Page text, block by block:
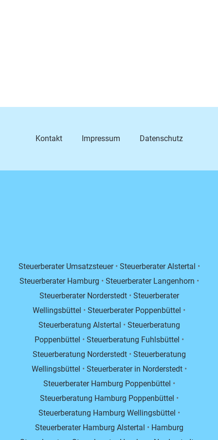
Kontakt Impressum Datenschutz
Steuerberater Umsatzsteuer• Steuerberater Alstertal •
Steuerberater Hamburg • Steuerberater Langenhorn •
Steuerberater Norderstedt• Steuerberater
Wellingsbüttel • Steuerberater Poppenbüttel •
Steuerberatung Alstertal • Steuerberatung
Poppenbüttel • Steuerberatung Fuhlsbüttel •
Steuerberatung Norderstedt• Steuerberatung
Wellingsbüttel • Steuerberater in Norderstedt•
Steuerberater Hamburg Poppenbüttel •
Steuerberatung Hamburg Poppenbüttel •
Steuerberatung Hamburg Wellingsbüttel •
Steuerberater Hamburg Alstertal • Hamburg